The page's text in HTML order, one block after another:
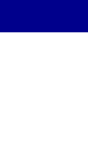
Zur Hauptnavigation